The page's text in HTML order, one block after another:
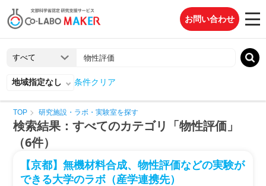
お問い合わせ
地域指定なし 条件クリア
TOP 研究施設・ラボ・実験室を探す
検索結果：すべてのカテゴリ「物性評価」
（6件）
【京都】無機材料合成、物性評価などの実験が
できる大学のラボ（産学連携先）